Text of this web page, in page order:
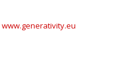
www.generativity.eu